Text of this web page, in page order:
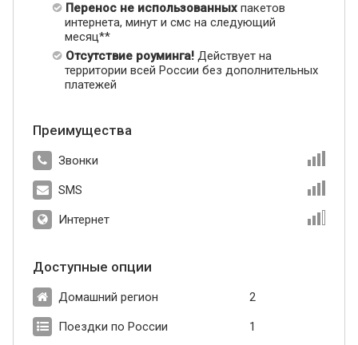
Перенос не использованных пакетов
интернета, минут и смс на следующий
месяц**
Отсутствие роуминга! Действует на
территории всей России без дополнительных
платежей
Преимущества
Звонки
SMS
Интернет
Доступные опции
Домашний регион 2
Поездки по России 1